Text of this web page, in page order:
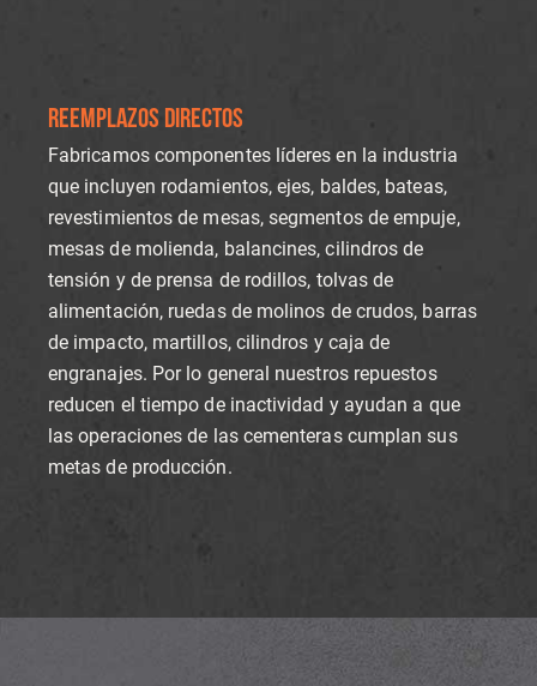
REEMPLAZOS DIRECTOS
Fabricamos componentes líderes en la industria
que incluyen rodamientos, ejes, baldes, bateas,
revestimientos de mesas, segmentos de empuje,
mesas de molienda, balancines, cilindros de
tensión y de prensa de rodillos, tolvas de
alimentación, ruedas de molinos de crudos, barras
de impacto, martillos, cilindros y caja de
engranajes. Por lo general nuestros repuestos
reducen el tiempo de inactividad y ayudan a que
las operaciones de las cementeras cumplan sus
metas de producción.